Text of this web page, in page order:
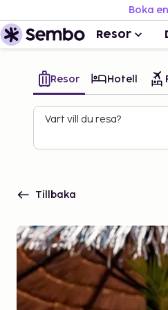
Boka
Resor
Resor Hotell
Vart vill du resa?
Tillbaka